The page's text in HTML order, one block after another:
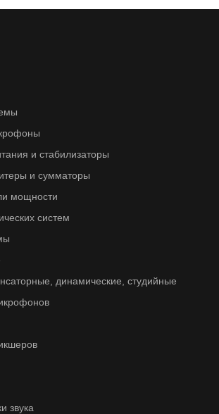
и стабилизаторы
и сумматоры
мощности
систем
динамические, студийные
звука